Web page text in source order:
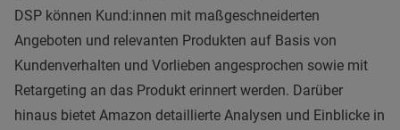
DSP können Kund:innen mit maßgeschneiderten
Angeboten und relevanten Produkten auf Basis von
Kundenverhalten und Vorlieben angesprochen sowie mit
Retargeting an das Produkt erinnert werden. Darüber
hinaus bietet Amazon detaillierte Analysen und Einblicke in